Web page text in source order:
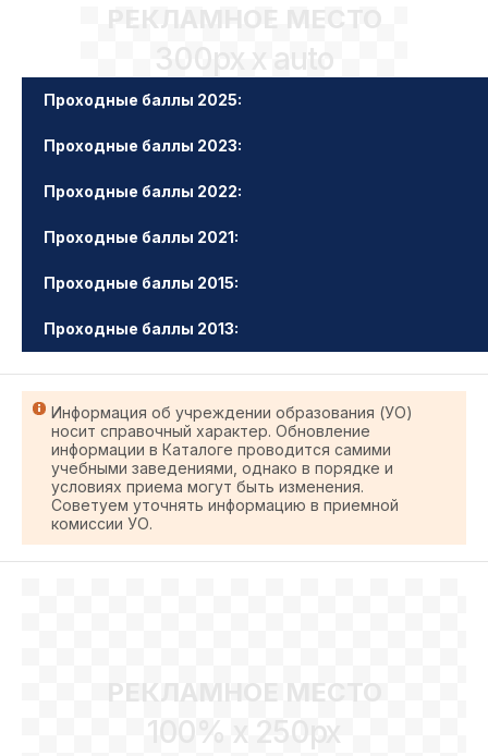
РЕКЛАМНОЕ МЕСТО
300px x auto
Проходные баллы 2025:
Проходные баллы 2023:
Проходные баллы 2022:
Проходные баллы 2021:
Проходные баллы 2015:
Проходные баллы 2013:
Информация об учреждении образования (УО)
носит справочный характер. Обновление
информации в Каталоге проводится самими
учебными заведениями, однако в порядке и
условиях приема могут быть изменения.
Советуем уточнять информацию в приемной
комиссии УО.
РЕКЛАМНОЕ МЕСТО
100% x 250px